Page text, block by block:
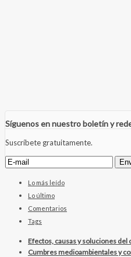
Síguenos en nuestro boletín y
Suscríbete gratuitamente.
Lo más leído
Lo último
Comentarios
Tags
Efectos, causas y soluciones del
Cumbres medioambientales y